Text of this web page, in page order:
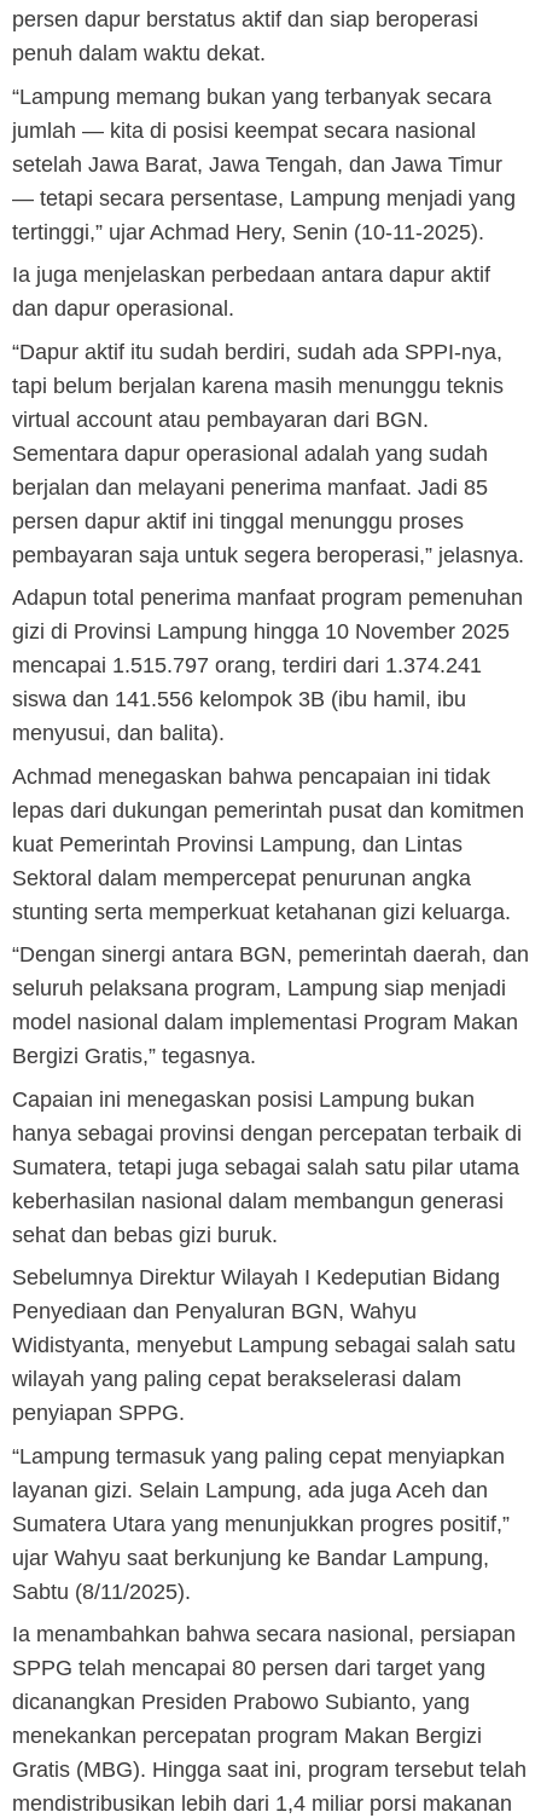
persen dapur berstatus aktif dan siap beroperasi
penuh dalam waktu dekat.
‎“Lampung memang bukan yang terbanyak secara
jumlah — kita di posisi keempat secara nasional
setelah Jawa Barat, Jawa Tengah, dan Jawa Timur
— tetapi secara persentase, Lampung menjadi yang
tertinggi,” ujar Achmad Hery, Senin (10-11-2025).
‎Ia juga menjelaskan perbedaan antara dapur aktif
dan dapur operasional.
‎“Dapur aktif itu sudah berdiri, sudah ada SPPI-nya,
tapi belum berjalan karena masih menunggu teknis
virtual account atau pembayaran dari BGN.
Sementara dapur operasional adalah yang sudah
berjalan dan melayani penerima manfaat. Jadi 85
persen dapur aktif ini tinggal menunggu proses
pembayaran saja untuk segera beroperasi,” jelasnya.
‎Adapun total penerima manfaat program pemenuhan
gizi di Provinsi Lampung hingga 10 November 2025
mencapai 1.515.797 orang, terdiri dari 1.374.241
siswa dan 141.556 kelompok 3B (ibu hamil, ibu
menyusui, dan balita).
‎Achmad menegaskan bahwa pencapaian ini tidak
lepas dari dukungan pemerintah pusat dan komitmen
kuat Pemerintah Provinsi Lampung, dan Lintas
Sektoral dalam mempercepat penurunan angka
stunting serta memperkuat ketahanan gizi keluarga.
‎“Dengan sinergi antara BGN, pemerintah daerah, dan
seluruh pelaksana program, Lampung siap menjadi
model nasional dalam implementasi Program Makan
Bergizi Gratis,” tegasnya.
‎Capaian ini menegaskan posisi Lampung bukan
hanya sebagai provinsi dengan percepatan terbaik di
Sumatera, tetapi juga sebagai salah satu pilar utama
keberhasilan nasional dalam membangun generasi
sehat dan bebas gizi buruk.
‎Sebelumnya Direktur Wilayah I Kedeputian Bidang
Penyediaan dan Penyaluran BGN, Wahyu
Widistyanta, menyebut Lampung sebagai salah satu
wilayah yang paling cepat berakselerasi dalam
penyiapan SPPG.
‎“Lampung termasuk yang paling cepat menyiapkan
layanan gizi. Selain Lampung, ada juga Aceh dan
Sumatera Utara yang menunjukkan progres positif,”
ujar Wahyu saat berkunjung ke Bandar Lampung,
Sabtu (8/11/2025).
‎Ia menambahkan bahwa secara nasional, persiapan
SPPG telah mencapai 80 persen dari target yang
dicanangkan Presiden Prabowo Subianto, yang
menekankan percepatan program Makan Bergizi
Gratis (MBG). Hingga saat ini, program tersebut telah
mendistribusikan lebih dari 1,4 miliar porsi makanan